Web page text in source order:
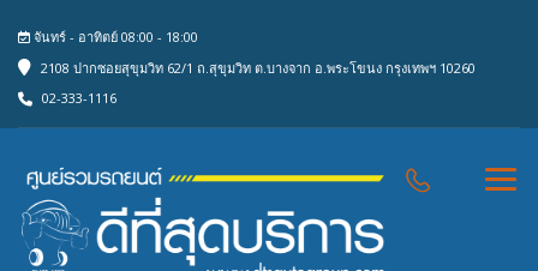
จันทร์ - อาทิตย์ 08:00 - 18:00
2108 ปากซอยสุขุมวิท 62/1 ถ.สุขุมวิท ต.บางจาก อ.พระโขนง กรุงเทพฯ 10260
02-333-1116